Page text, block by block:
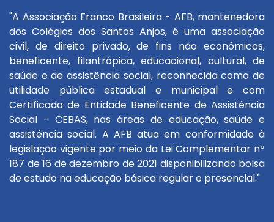
"A Associação Franco Brasileira - AFB, mantenedora
dos Colégios dos Santos Anjos, é uma associação
civil, de direito privado, de fins não econômicos,
beneficente, filantrópica, educacional, cultural, de
saúde e de assistência social, reconhecida como de
utilidade pública estadual e municipal e com
Certificado de Entidade Beneficente de Assistência
Social - CEBAS, nas áreas de educação, saúde e
assistência social. A AFB atua em conformidade à
legislação vigente por meio da Lei Complementar nº
187 de 16 de dezembro de 2021 disponibilizando bolsa
de estudo na educação básica regular e presencial."